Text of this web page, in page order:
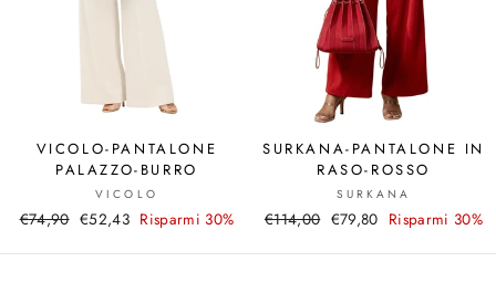
VICOLO-PANTALONE
PALAZZO-BURRO
VICOLO
Prezzo
€74,90 Prezzo
€52,43 Risparmi 30%
SURKANA-PANTALONE IN
RASO-ROSSO
SURKANA
Prezzo
€114,00 Prezzo
€79,80 Risparmi 30%